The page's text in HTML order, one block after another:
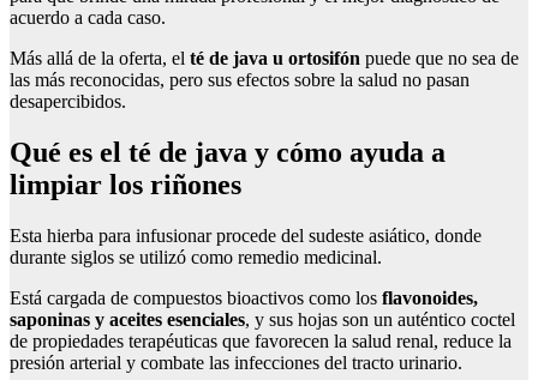
acuerdo a cada caso.
Más allá de la oferta, el té de java u ortosifón puede que no sea de
las más reconocidas, pero sus efectos sobre la salud no pasan
desapercibidos.
Qué es el té de java y cómo ayuda a
limpiar los riñones
Esta hierba para infusionar procede del sudeste asiático, donde
durante siglos se utilizó como remedio medicinal.
Está cargada de compuestos bioactivos como los flavonoides,
saponinas y aceites esenciales, y sus hojas son un auténtico coctel
de propiedades terapéuticas que favorecen la salud renal, reduce la
presión arterial y combate las infecciones del tracto urinario.